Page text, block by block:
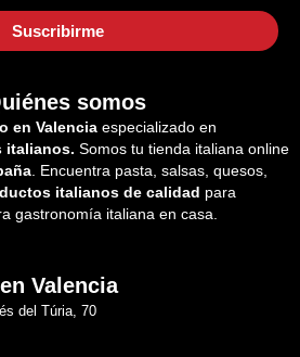
somos
en Valencia especializado en
italianos. Somos tu tienda italiana online
. Encuentra pasta, salsas, quesos,
italianos de calidad para
gastronomía italiana en casa.
Valencia
del Túria, 70